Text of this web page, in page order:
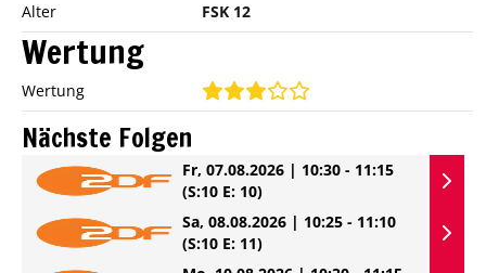
Alter
FSK 12
Wertung
Wertung
Nächste Folgen
Fr, 07.08.2026 | 10:30 - 11:15
(S:10 E: 10)
Sa, 08.08.2026 | 10:25 - 11:10
(S:10 E: 11)